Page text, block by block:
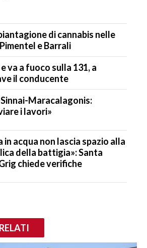
di cannabis nelle
e Barrali
va a fuoco sulla 131, a
il conducente
Maracalagonis:
i lavori»
acqua non lascia spazio alla
della battigia»: Santa
chiede verifiche